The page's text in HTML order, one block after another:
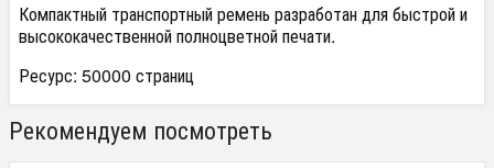
Компактный транспортный ремень разработан для быстрой и
высококачественной полноцветной печати.
Ресурс: 50000 страниц
Рекомендуем посмотреть